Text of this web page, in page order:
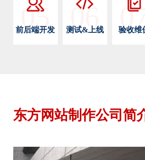
05
前后端开发 06
测试&上线 验收维
东方网站制作公司简